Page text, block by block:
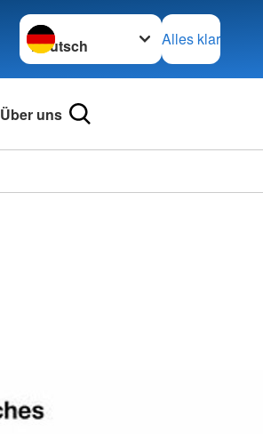
Sprache wechseln zu
Alles klar
Über uns